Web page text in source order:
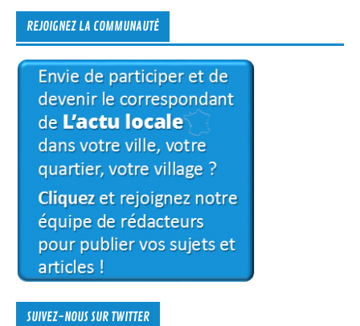
REJOIGNEZ LA COMMUNAUTÉ
SUIVEZ-NOUS SUR TWITTER